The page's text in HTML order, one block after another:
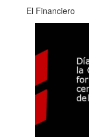
El Financiero